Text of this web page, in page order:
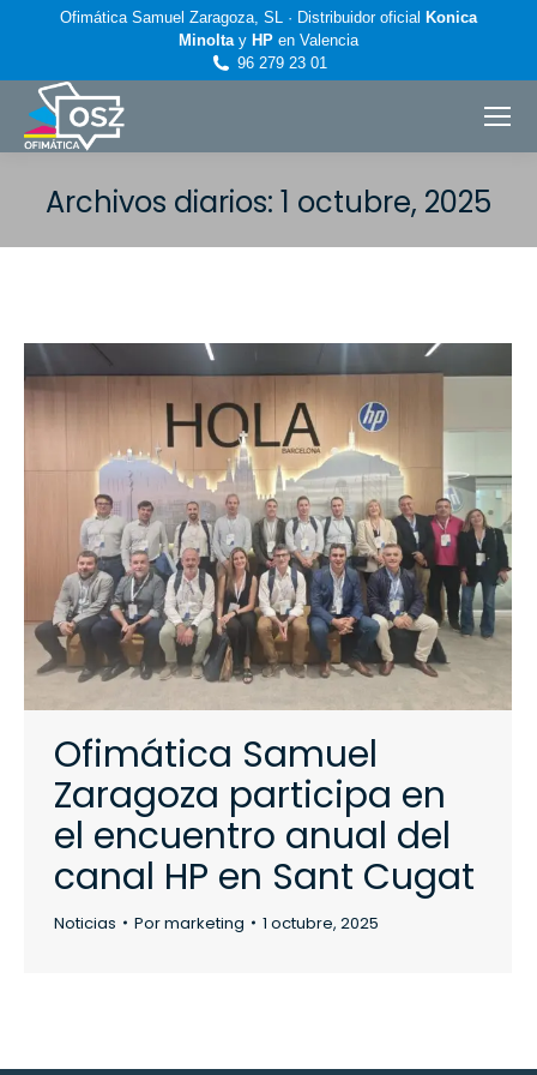
Ofimática Samuel Zaragoza, SL · Distribuidor oficial Konica
Minoltay HP en Valencia
96 279 23 01
Archivos diarios: 1 octubre, 2025
Ofimática Samuel
Zaragoza participa en
el encuentro anual del
canal HP en Sant Cugat
Noticias Pormarketing 1 octubre, 2025